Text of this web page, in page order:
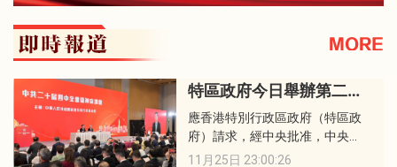
特區政府今日舉辦第二場中共二十屆四中全會精神宣講會
應香港特別行政區政府（特區政
府）請求，經中央批准，中央港
澳工作辦公室、國務院港澳事務
11月25日 23:00:26